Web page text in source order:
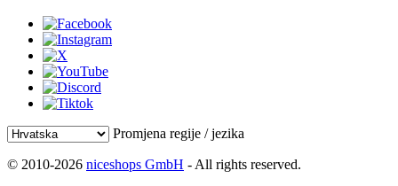
Promjena regije / jezika
© 2010-2026 niceshops GmbH - All rights reserved.